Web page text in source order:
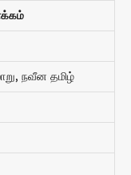
நவீன தமிழ்